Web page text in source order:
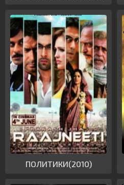
ПОЛИТИКИ(2010)